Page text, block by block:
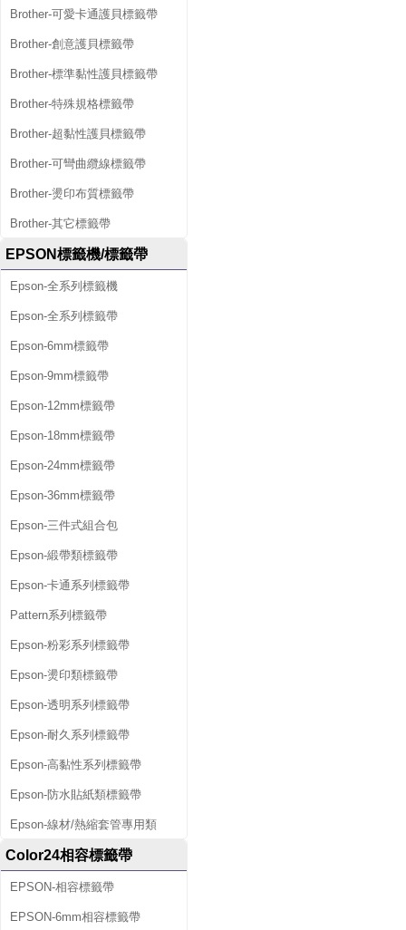
Brother-可愛卡通護貝標籤帶
Brother-創意護貝標籤帶
Brother-標準黏性護貝標籤帶
Brother-特殊規格標籤帶
Brother-超黏性護貝標籤帶
Brother-可彎曲纜線標籤帶
Brother-燙印布質標籤帶
Brother-其它標籤帶
EPSON標籤機/標籤帶
Epson-全系列標籤機
Epson-全系列標籤帶
Epson-6mm標籤帶
Epson-9mm標籤帶
Epson-12mm標籤帶
Epson-18mm標籤帶
Epson-24mm標籤帶
Epson-36mm標籤帶
Epson-三件式組合包
Epson-緞帶類標籤帶
Epson-卡通系列標籤帶
Pattern系列標籤帶
Epson-粉彩系列標籤帶
Epson-燙印類標籤帶
Epson-透明系列標籤帶
Epson-耐久系列標籤帶
Epson-高黏性系列標籤帶
Epson-防水貼紙類標籤帶
Epson-線材/熱縮套管專用類
Color24相容標籤帶
EPSON-相容標籤帶
EPSON-6mm相容標籤帶